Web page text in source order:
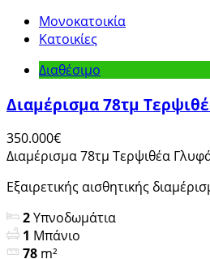
Μονοκατοικία
Κατοικίες
Διαθέσιμο
Διαμέρισμα 78τμ
350.000€
Διαμέρισμα 78τμ Τερψιθέα
Εξαιρετικής αισθητικής
2Υπνοδωμάτια
1 Μπάνιο
78 m²